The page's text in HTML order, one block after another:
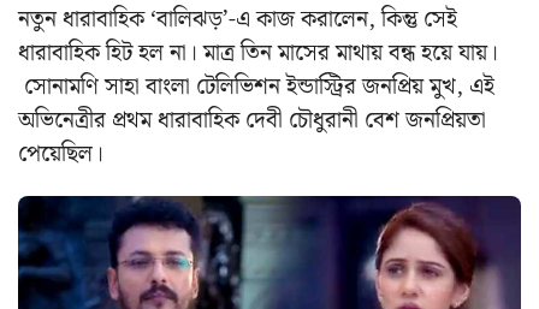
নতুন ধারাবাহিক ‘বালিঝড়’-এ কাজ করালেন, কিন্তু সেই
ধারাবাহিক হিট হল না। মাত্র তিন মাসের মাথায় বন্ধ হয়ে যায়।
সোনামণি সাহা বাংলা টেলিভিশন ইন্ডাস্ট্রির জনপ্রিয় মুখ, এই
অভিনেত্রীর প্রথম ধারাবাহিক দেবী চৌধুরানী বেশ জনপ্রিয়তা
পেয়েছিল।